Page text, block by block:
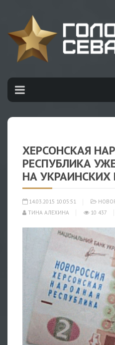
ХЕРСОНСКАЯ
РЕСПУБЛИКА
НА УКРАИНСКИХ
14.03.2015 10:05:51
ТИНА АЛЕХИНА
10 437